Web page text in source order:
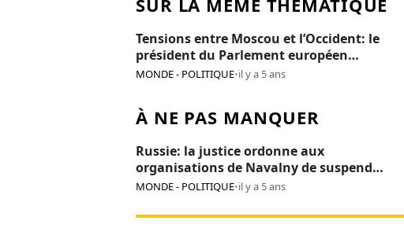
SUR LA MÊME THÉMATIQUE
Tensions entre Moscou et l’Occident: le
président du Parlement européen
persona non grata en Russie
MONDE - POLITIQUE•il y a 5 ans
À NE PAS MANQUER
Russie: la justice ordonne aux
organisations de Navalny de suspendre
leurs activités
MONDE - POLITIQUE•il y a 5 ans